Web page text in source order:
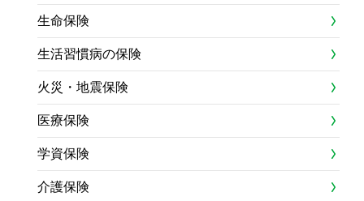
生命保険
生活習慣病の保険
火災・地震保険
医療保険
学資保険
介護保険